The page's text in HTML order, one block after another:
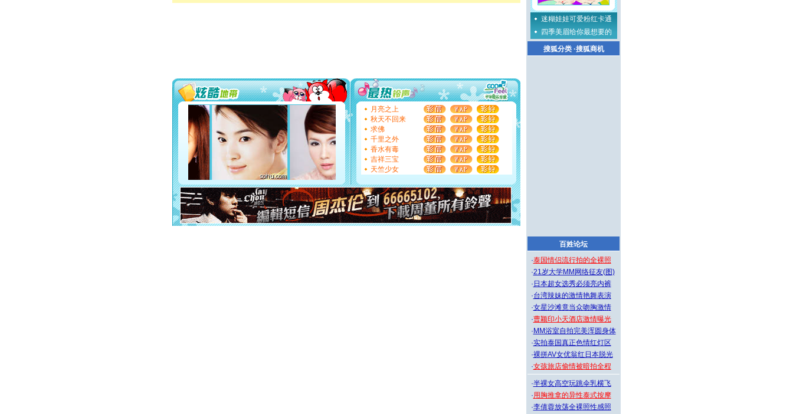
卖了。水晶之恋祝你新年快乐。
你太多，只有给你五千万：千万快乐！千万要健康！千万
要平安！千万要知足！千万不要忘记我！
[圣诞节]
不只这样的日子才会想起你,而是这样的日子才
能正大光明地骚扰你,告诉你,圣诞要快乐!新年要快乐!天天
都要快乐噢!
[圣诞节]
奉上一颗祝福的心,在这个特别的日子里,愿幸福,
如意,快乐,鲜花,一切美好的祝愿与你同在.圣诞快乐!
[元旦]
看到你我会触电；看不到你我要充电；没有你我会
断电。爱你是我职业，想你是我事业，抱你是我特长，吻
你是我专业！水晶之恋祝你新年快乐
[元旦]如果上天让我许三个愿望，一是今生今世和你在一
起；二是再生再世和你在一起；三是三生三世和你不再分
离。水晶之恋祝你新年快乐
[元旦]当我狠下心扭头离去那一刻，你在我身后无助地哭
泣，这痛楚让我明白我多么爱你。我转身抱住你：这猪不
月亮之上
秋天不回来
求佛
千里之外
香水有毒
吉祥三宝
天竺少女
迷糊娃娃可爱粉红卡通
四季美眉给你最想要的
搜狐分类·搜狐商机
百姓论坛
·泰国情侣流行拍的全裸照
·21岁大学MM网络征友(图)
· 日本超女选秀必须亮内裤
·台湾辣妹的激情艳舞表演
·女星沙滩竟当众吻胸激情
·曹颖印小天酒店激情曝光
· MM浴室自拍完美浑圆身体
·实拍泰国真正色情红灯区
·裸拼AV女优翁红日本脱光
·女孩旅店偷情被暗拍全程
·半裸女高空玩跳伞乳横飞
·用胸推拿的异性泰式按摩
·李倩蓉放荡全裸照性感照